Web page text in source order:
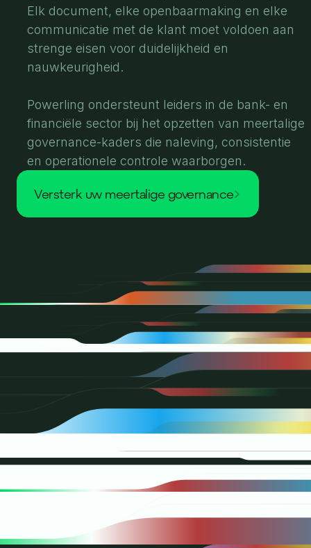
Elk document, elke openbaarmaking en elke
communicatie met de klant moet voldoen aan
strenge eisen voor duidelijkheid en
nauwkeurigheid.
Powerling ondersteunt leiders in de bank- en
financiële sector bij het opzetten van meertalige
governance-kaders die naleving, consistentie
en operationele controle waarborgen.
versterk uw meertalige governance